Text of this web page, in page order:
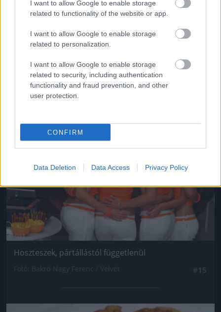
I want to allow Google to enable storage
related to functionality of the website or app.
I want to allow Google to enable storage
related to personalization.
I want to allow Google to enable storage
related to security, including authentication
functionality and fraud prevention, and other
user protection.
CONFIRM
Data Deletion Data Access Privacy Policy
Az asztal felé is megmutatták feneküket
Fotó: Bakró-Nagy Ferenc / Velvet
Hoszteszek, pártállástól függetlenül